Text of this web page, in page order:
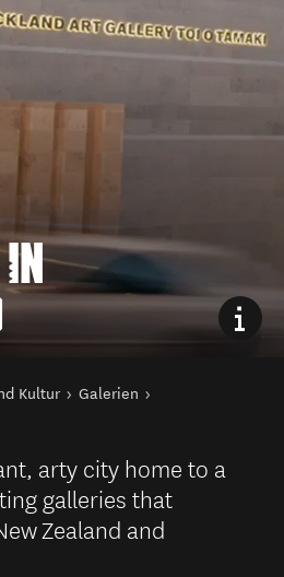
Kultur
Galerien
arty city home to a
galleries that
Zealand and